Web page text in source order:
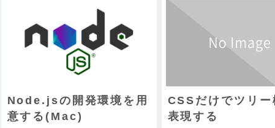
Node.jsの開発環境を用
意する(Mac)
CSSだけでツリー
表現する